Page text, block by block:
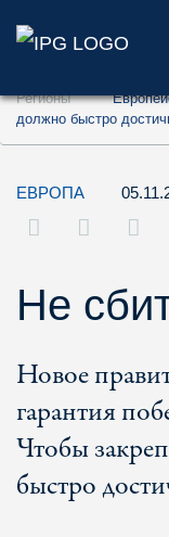
Перейти к
Перейти к
Регионы
должно быстро
ЕВРОПА
Не
Новое
гарантия
Чтобы
быстро